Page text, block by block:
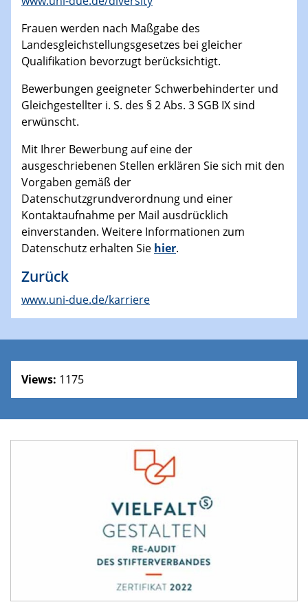
Frauen werden nach Maßgabe des
Landesgleichstellungsgesetzes bei gleicher
Qualifikation bevorzugt berücksichtigt.
Bewerbungen geeigneter Schwerbehinderter und
Gleichgestellter i. S. des § 2 Abs. 3 SGB IX sind
erwünscht.
Mit Ihrer Bewerbung auf eine der
ausgeschriebenen Stellen erklären Sie sich mit den
Vorgaben gemäß der
Datenschutzgrundverordnung und einer
Kontaktaufnahme per Mail ausdrücklich
einverstanden. Weitere Informationen zum
Datenschutz erhalten Sie hier.
Zurück
www.uni-due.de/karriere
Views: 1175